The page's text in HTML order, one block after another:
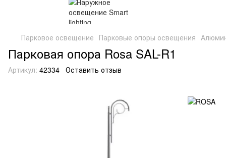
Парковое освещение Парковые опоры освещения
Парковая опора Rosa SAL-R1
Артикул: 42334 Оставить отзыв